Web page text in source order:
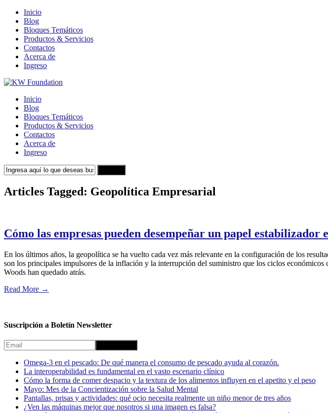
Inicio
Blog
Bloques Temáticos
Productos & Servicios
Contactos
Acerca de
Ingreso
Inicio
Blog
Bloques Temáticos
Productos & Servicios
Contactos
Acerca de
Ingreso
Articles Tagged: Geopolítica Empresarial
Cómo las empresas pueden desempeñar un papel
En los últimos años, la geopolítica se ha vuelto cada vez más relevante en la configuración de los
son los principales impulsores de la inflación y la interrupción del suministro que los ciclos
Woods han quedado atrás.
Read More →
Suscripción a Boletín Newsletter
Omega-3 en el pescado: De qué manera el consumo de pescado ayuda al corazón.
La interoperabilidad es fundamental en el vasto escenario clínico
Cómo la forma de comer despacio y la textura de los alimentos influyen en el apetito y el peso
Mayo: Mes de la Concientización sobre la Salud Mental
Pantallas, prisas y actividades: qué ocio necesita realmente un niño menor de tres años
¿Ven las máquinas mejor que nosotros si una imagen es falsa?